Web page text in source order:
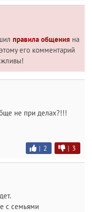
правила общения на
его комментарий
не при делах?!!!
| 2 | 3
с семьями